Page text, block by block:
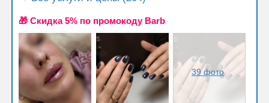
🎁 Cкидка 5% по промокоду Barb
39 фото